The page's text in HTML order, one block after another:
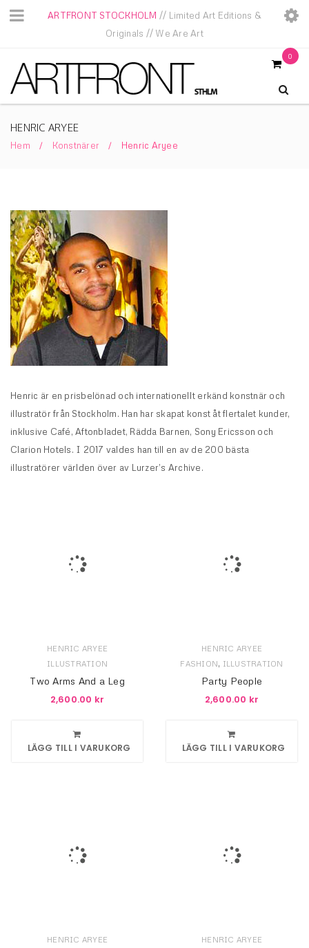
ARTFRONT STOCKHOLM // Limited Art Editions &
Originals // We Are Art
0
HENRIC ARYEE
Hem / Konstnärer / Henric Aryee
Henric är en prisbelönad och internationellt erkänd konstnär och
illustratör från Stockholm. Han har skapat konst åt flertalet kunder,
inklusive Café, Aftonbladet, Rädda Barnen, Sony Ericsson och
Clarion Hotels. I 2017 valdes han till en av de 200 bästa
illustratörer världen över av Lurzer’s Archive.
HENRIC ARYEE
ILLUSTRATION
Two Arms And a Leg
2,600.00 kr
LÄGG TILL I VARUKORG
HENRIC ARYEE
FASHION, ILLUSTRATION
Party People
2,600.00 kr
LÄGG TILL I VARUKORG
HENRIC ARYEE
HENRIC ARYEE